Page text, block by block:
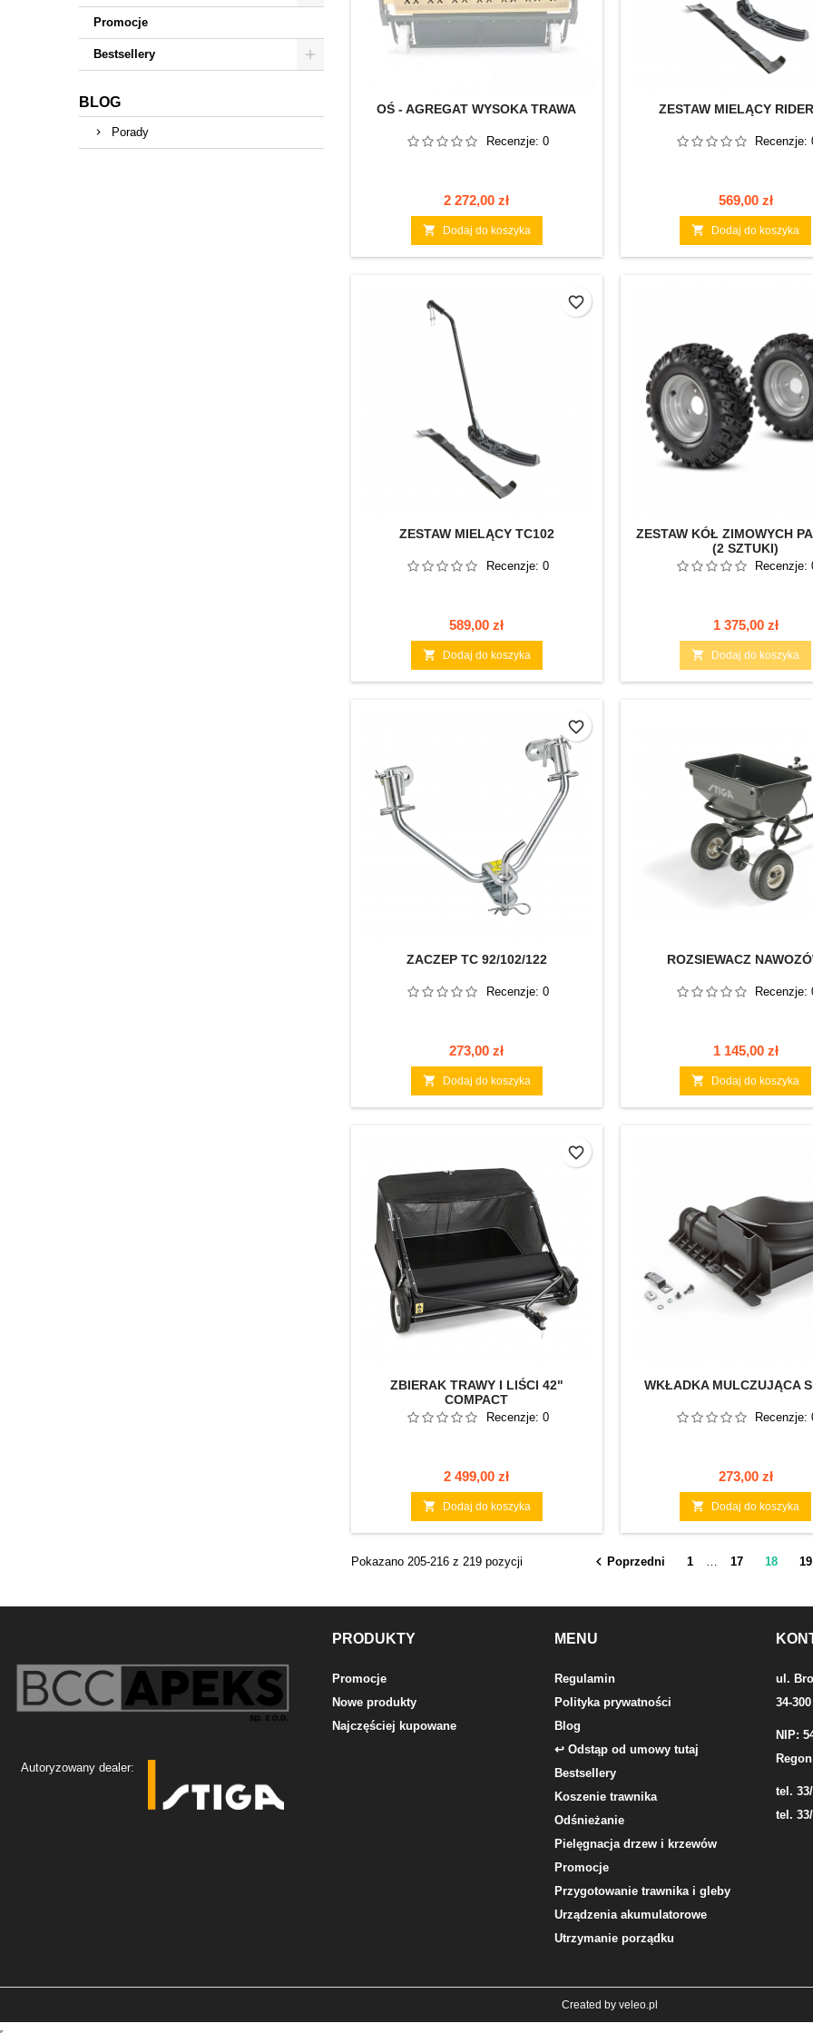
Promocje
Bestsellery
BLOG
Porady
OŚ - AGREGAT WYSOKA TRAWA
Recenzje: 0
Cena
2 272,00 zł
 Dodaj do koszyka
ZESTAW MIELĄCY
Recenzje:
Cena
569,00 zł
 Dodaj do koszyka
ZESTAW MIELĄCY TC102
Recenzje: 0
Cena
589,00 zł
 Dodaj do koszyka
favorite_border
ZESTAW KÓŁ ZIMOWYCH
(2 SZTUKI)
Recenzje:
Cena
1 375,00 zł
 Dodaj do koszyka
ZACZEP TC 92/102/122
Recenzje: 0
Cena
273,00 zł
 Dodaj do koszyka
favorite_border
ROZSIEWACZ
Recenzje:
Cena
1 145,00 zł
 Dodaj do koszyka
ZBIERAK TRAWY I LIŚCI 42"
COMPACT
Recenzje: 0
Cena
2 499,00 zł
 Dodaj do koszyka
favorite_border
WKŁADKA MULCZUJĄCA
Recenzje:
Cena
273,00 zł
 Dodaj do koszyka
Pokazano 205-216 z 219 pozycji  Poprzedni 1 17 18 19
Autoryzowany dealer:
PRODUKTY
Promocje
Nowe produkty
Najczęściej kupowane
MENU
Regulamin
Polityka prywatności
Blog
↩ Odstąp od umowy tutaj
Bestsellery
Koszenie trawnika
Odśnieżanie
Pielęgnacja drzew i krzewów
Promocje
Przygotowanie trawnika i gleby
Urządzenia akumulatorowe
Utrzymanie porządku
ul.
34-
NIP:
tel.
tel.
Created by veleo.pl